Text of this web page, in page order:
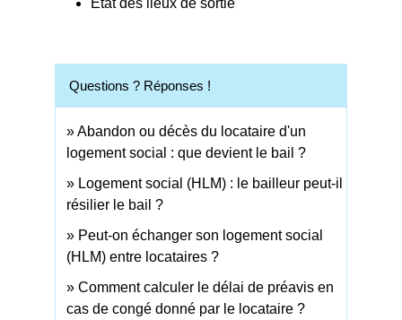
Questions ? Réponses !
Abandon ou décès du locataire d'un
logement social : que devient le bail ?
Logement social (HLM) : le bailleur peut-il
résilier le bail ?
Peut-on échanger son logement social
(HLM) entre locataires ?
Comment calculer le délai de préavis en
cas de congé donné par le locataire ?